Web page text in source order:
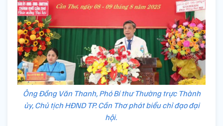
Ông Đồng Văn Thanh, Phó Bí thư Thường trực Thành
ủy, Chủ tịch HĐND TP. Cần Thơ phát biểu chỉ đạo đại
hội.